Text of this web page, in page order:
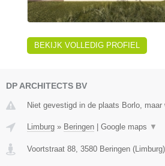
BEKIJK VOLLEDIG PROFIEL
DP ARCHITECTS BV
Niet gevestigd in de plaats Borlo,
Limburg » Beringen Google maps ▼
Voortstraat 88, 3580 Beringen (Limburg)